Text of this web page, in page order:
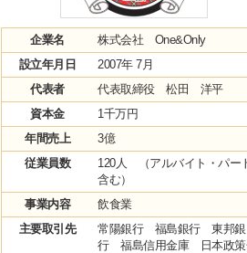
企業名
株式会社 One&Only
設立年月日
2007年 7月
代表者
代表取締役 松田 洋平
資本金
1千万円
年間売上
3億
従業員数
120人 （アルバイト・パー
含む）
事業内容
飲食業
主要取引先
常陽銀行 福島銀行 東邦銀
行 福島信用金庫 日本政策